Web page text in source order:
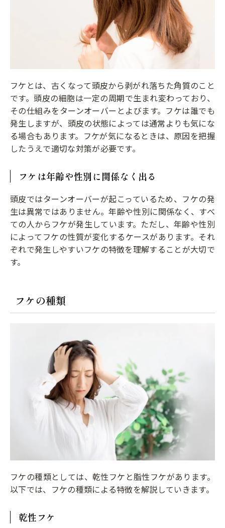
フケとは、古くなって頭皮から剥がれ落ちた角質のこと
です。頭皮の細胞は一定の周期で生まれ変わっており、
その仕組みをターンオーバーとよびます。フケは誰でも
発生しますが、頭皮の状態によっては通常よりも気にな
る場合もあります。フケが気になるときは、原因を把握
したうえで適切な対策が必要です。
フケは年齢や性別に関係なく出る
頭皮ではターンオーバーが起こっているため、フケの発
生は異常ではありません。年齢や性別に関係なく、すべ
ての人からフケが発生しています。ただし、年齢や性別
によってフケの性質が変化するケースがあります。それ
ぞれで発生しやすいフケの特徴を理解することが大切で
す。
フケの種類
フケの種類としては、乾性フケと脂性フケがあります。
以下では、フケの種類による特徴を解説していきます。
乾性フケ